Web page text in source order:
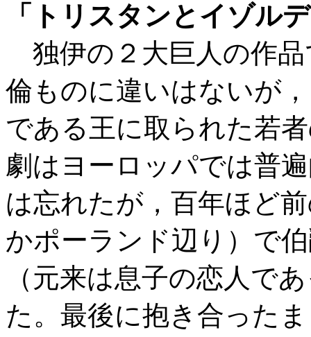
「トリスタンとイゾル
独伊の２大巨人の作
倫ものに違いはないが
である王に取られた若
劇はヨーロッパでは普
は忘れたが，百年ほど
かポーランド辺り）で
（元来は息子の恋人で
た。最後に抱き合った